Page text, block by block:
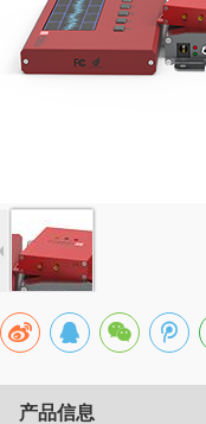
产品信息